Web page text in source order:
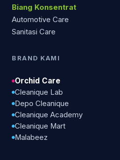
Biang Konsentrat
Automotive Care
Sanitasi Care
BRAND KAMI
Orchid Care
Cleanique Lab
Depo Cleanique
Cleanique Academy
Cleanique Mart
Malabeez